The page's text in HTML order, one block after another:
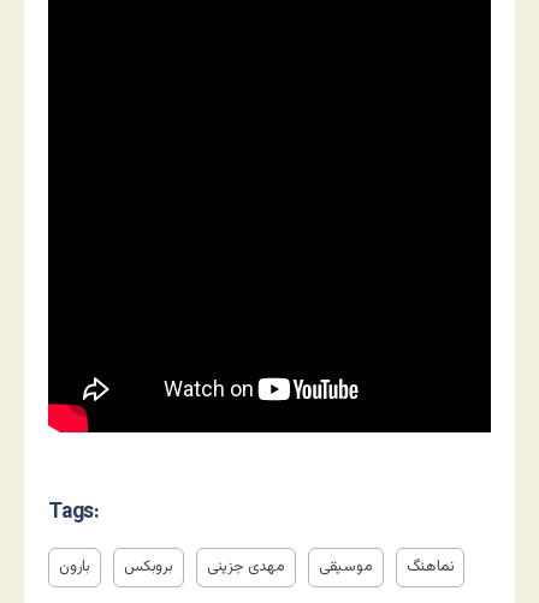
Tags:
بارون بروبکس مهدی جزینی موسیقی نماهنگ